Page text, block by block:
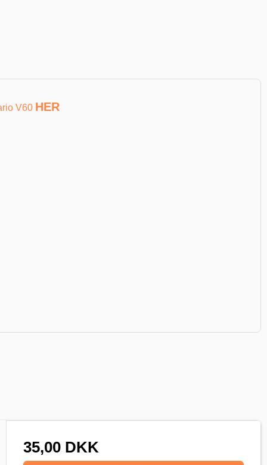
V60 HER
35,00 DKK